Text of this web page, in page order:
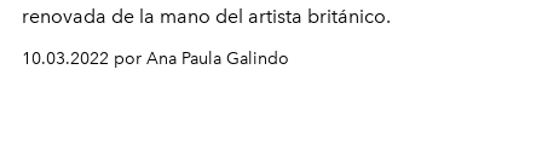
renovada de la mano del artista británico.
10.03.2022 por Ana Paula Galindo